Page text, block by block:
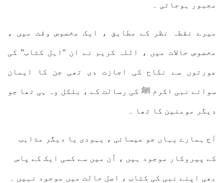
مجبور ہوجاتی ۔
میرے نقطہ نظر کے مطابق ، ایک مخصوص وقت میں ،
مخصوص حالات میں ، اللہ کریم نے ان "اہل کتاب” کی
عورتوں سے نکاح کی اجازت دی تھی جن کا ایمان
سوائے نبی اکرم ﷺ کی رسالت کے ، بلکل وہ ہی تھا جو
دیگر مومنین کا تھا ۔
آج ہمارے یہاں جو عیسائی ، یہودی یا دیگر مذاہب
کے پیروکار موجود ہیں ، اُن میں سے کسی ایک کے پاس
بھی اپنے نبی کی کتاب ، اصل حالت میں موجود نہیں ۔